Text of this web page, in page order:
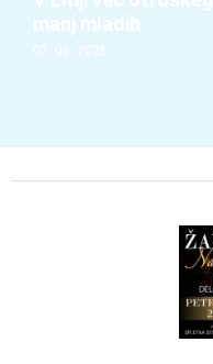
manj mladih
07. 08. 2026